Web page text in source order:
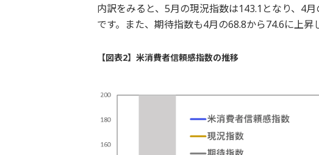
内訳をみると、5月の現況指数は143.1となり、4
です。また、期待指数も4月の68.8から74.6に上昇
【図表2】米消費者信頼感指数の推移